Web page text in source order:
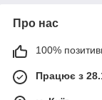
Про нас
100%
Працює з